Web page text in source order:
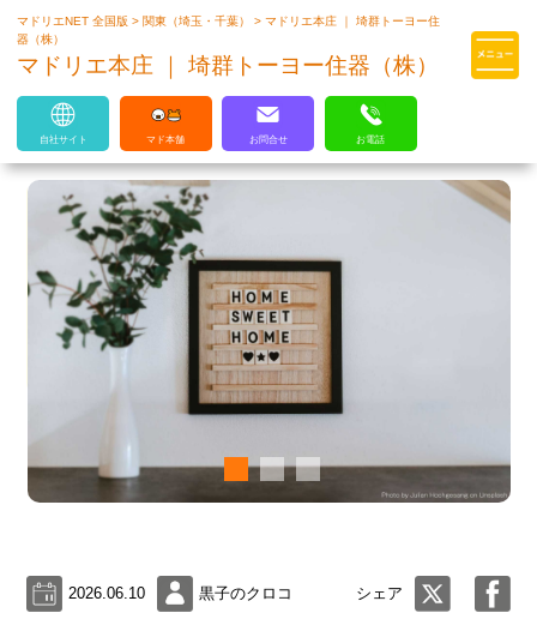
マドリエはLIXILの厳しい基準を
マドリエNET 全国版> 関東（埼玉・千葉）>マドリエ本庄 ｜ 埼群トーヨー住
器（株）
マドリエ本庄 ｜ 埼群トーヨー住器（株）
自社サイト マド本舗 お問合せ お電話
2026.06.10 黒子のクロコ シェア